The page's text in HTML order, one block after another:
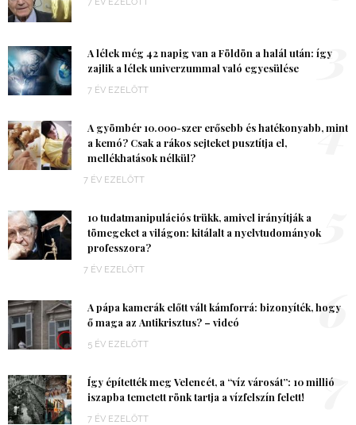
A lélek még 42 napig van a Földön a halál után: így
zajlik a lélek univerzummal való egyesülése
7 ÉV EZELŐTT
3
A gyömbér 10.000-szer erősebb és hatékonyabb, mint
a kemó? Csak a rákos sejteket pusztítja el,
mellékhatások nélkül?
7 ÉV EZELŐTT
4
10 tudatmanipulációs trükk, amivel irányítják a
tömegeket a világon: kitálalt a nyelvtudományok
professzora?
7 ÉV EZELŐTT
A pápa kamerák előtt vált kámforrá: bizonyíték, hogy
ő maga az Antikrisztus? – videó
5 ÉV EZELŐTT
6
Így építették meg Velencét, a “víz városát”: 10 millió
iszapba temetett rönk tartja a vízfelszín felett!
7 ÉV EZELŐTT
7